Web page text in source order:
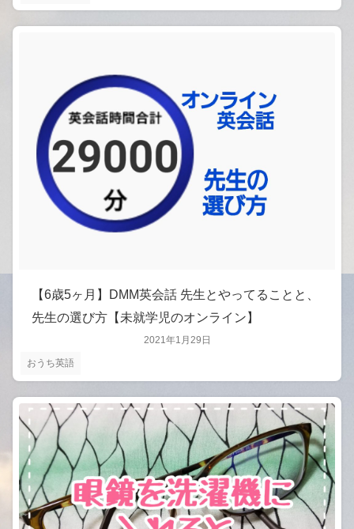
おうち英語
2021年1月29日
【6歳5ヶ月】DMM英会話 先生とやってることと、
先生の選び方【未就学児のオンライン】